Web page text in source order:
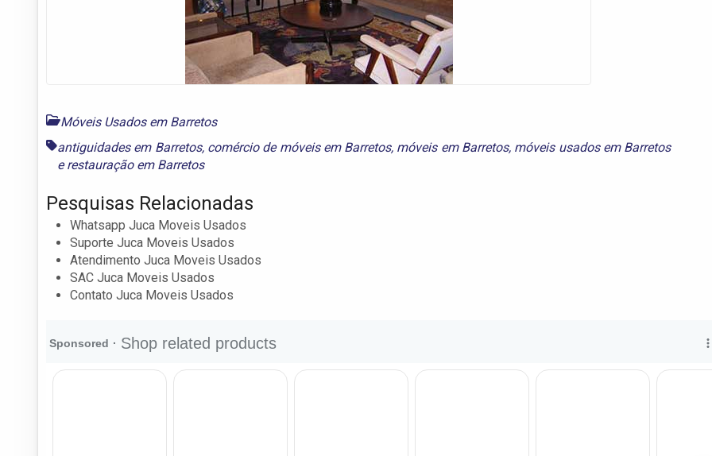
Móveis Usados em Barretos
antiguidades em Barretos, comércio de móveis em Barretos, móveis em Barretos, móveis usados em Barretos
erestauração em Barretos
Pesquisas Relacionadas
Whatsapp Juca Moveis Usados
Suporte Juca Moveis Usados
Atendimento Juca Moveis Usados
SAC Juca Moveis Usados
Contato Juca Moveis Usados